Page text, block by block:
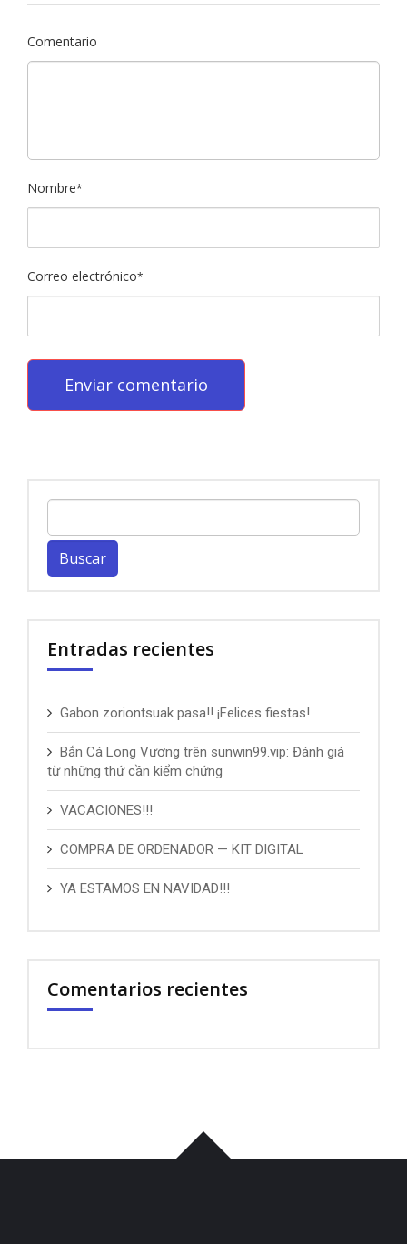
Comentario
Nombre*
Correo electrónico*
Entradas recientes
Gabon zoriontsuak pasa!! ¡Felices fiestas!
Bắn Cá Long Vương trên sunwin99.vip: Đánh giá
từ những thứ cần kiểm chứng
VACACIONES!!!
COMPRA DE ORDENADOR — KIT DIGITAL
YA ESTAMOS EN NAVIDAD!!!
Comentarios recientes